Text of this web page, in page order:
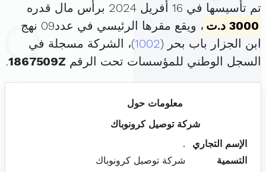
تم تأسيسها في 16 أفريل 2024 برأس مال قدره
3000 د.ت
، ويقع مقرها الرئيسي في عدد09 نهج
ابن الجزار باب بحر (1002)، الشركة مسجلة في
السجل الوطني للمؤسسات تحت الرقم 1867509Z
.
معلومات حول
شركة توصيل كرونوباك
الإسم التجاري
.
التسمية
شركة توصيل كرونوباك